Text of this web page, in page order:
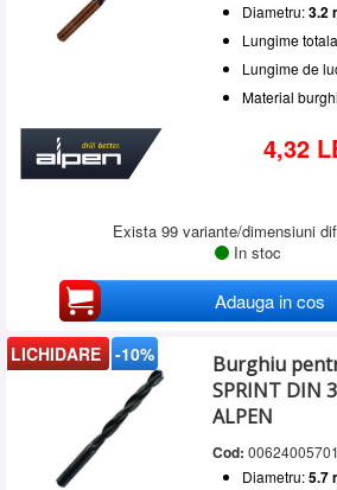
Diametru:3.2
Lungime
Lungime de
Material
4,32
Exista 99 variante/dimensiuni
In stoc
Adauga in cos
LICHIDARE -10%
Burghiu
SPRINT DIN
ALPEN
Cod:
Diametru:5.7